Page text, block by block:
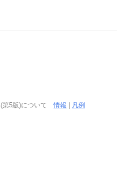
(第5版)について情報 凡例